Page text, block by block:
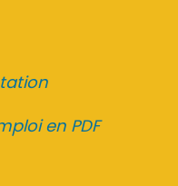
en PDF